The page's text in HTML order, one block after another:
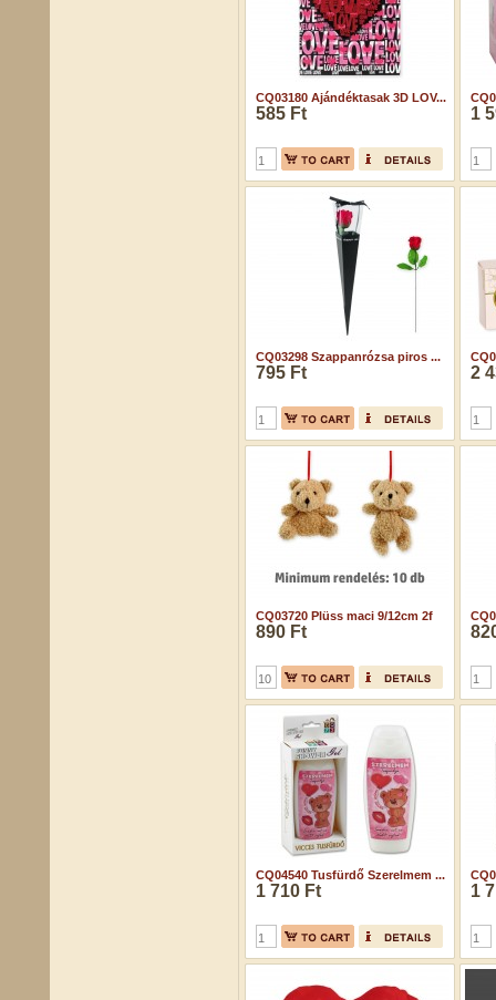
CQ03180 Ajándéktasak 3D LOV...
585 Ft 1
CQ03298 Szappanrózsa piros ...
795 Ft 2
CQ03720 Plüss maci 9/12cm 2f
890 Ft
CQ04540 Tusfürdő Szerelmem ...
1 710 Ft 1